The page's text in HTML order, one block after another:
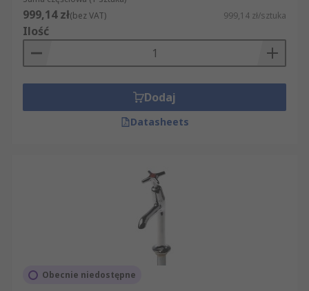
999,14 zł(bez VAT) 999,14 zł/sztuka
Ilość
Dodaj
Datasheets
Obecnie niedostępne